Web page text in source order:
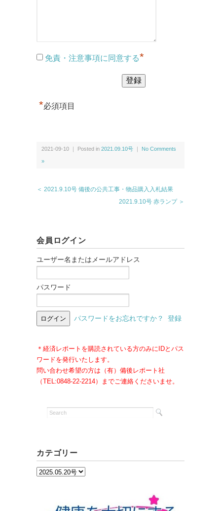
免責・注意事項に同意する*
*必須項目
2021-09-10 ｜ Posted in 2021.09.10号 No Comments
»
＜ 2021.9.10号 備後の公共工事・物品購入入札結果
2021.9.10号 赤ランプ ＞
会員ログイン
ユーザー名またはメールアドレス
パスワード
パスワードをお忘れですか？ 登録
＊経済レポートを購読されている方のみにIDとパス
ワードを発行いたします。
問い合わせ希望の方は（有）備後レポート社
（TEL:0848-22-2214）までご連絡くださいませ。
カテゴリー
カ